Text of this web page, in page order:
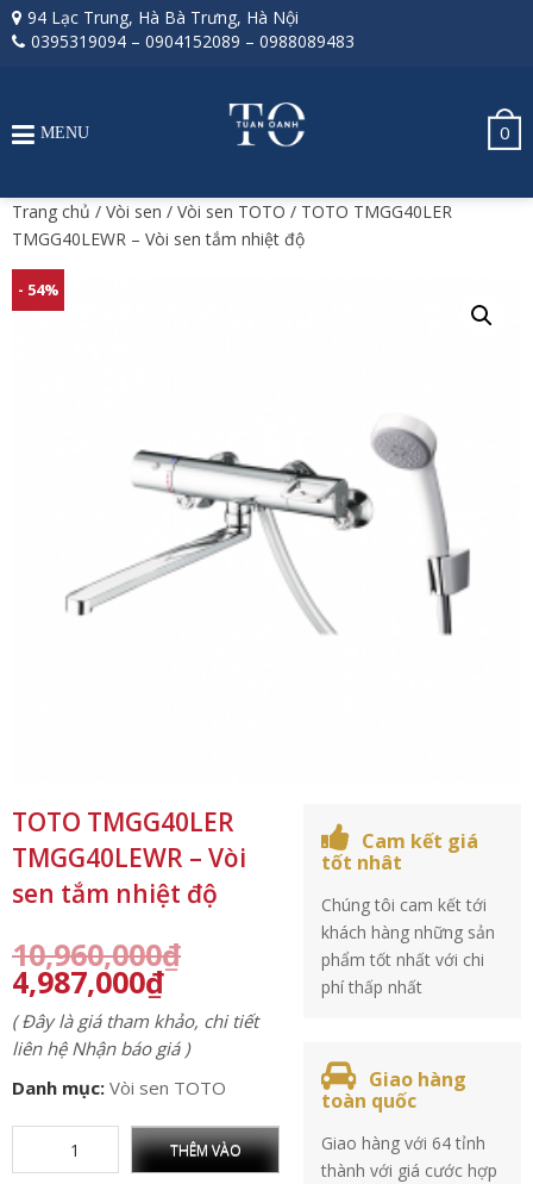
94 Lạc Trung, Hà Bà Trưng, Hà Nội
0395319094 – 0904152089 – 0988089483
0
MENU
Trang chủ / Vòi sen / Vòi sen TOTO / TOTO TMGG40LER
TMGG40LEWR – Vòi sen tắm nhiệt độ
- 54%
TOTO TMGG40LER
TMGG40LEWR – Vòi
sen tắm nhiệt độ
10,960,000₫
4,987,000₫
( Đây là giá tham khảo, chi tiết
liên hệ Nhận báo giá )
Danh mục: Vòi sen TOTO
THÊM VÀO
Cam kết giá
tốt nhât
Chúng tôi cam kết tới
khách hàng những sản
phẩm tốt nhất với chi
phí thấp nhất
Giao hàng
toàn quốc
Giao hàng với 64 tỉnh
thành với giá cước hợp